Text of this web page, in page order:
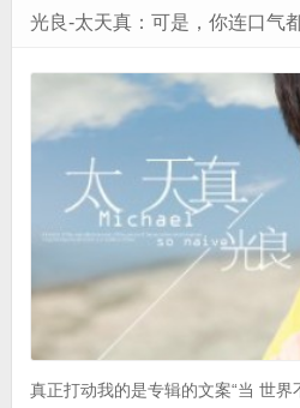
光良-太天真：可是，你连口气
真正打动我的是专辑的文案“当 世